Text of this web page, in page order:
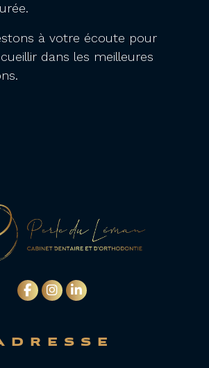
à votre écoute pour
dans les meilleures